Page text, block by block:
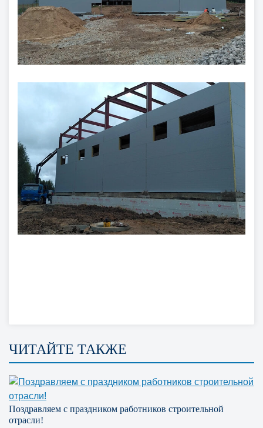
ЧИТАЙТЕ ТАКЖЕ
Поздравляем с праздником работников строительной
отрасли!